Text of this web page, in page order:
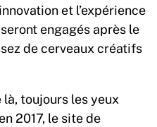
et l’expérience
engagés après le
de cerveaux créatifs
toujours les yeux
2017, le site de